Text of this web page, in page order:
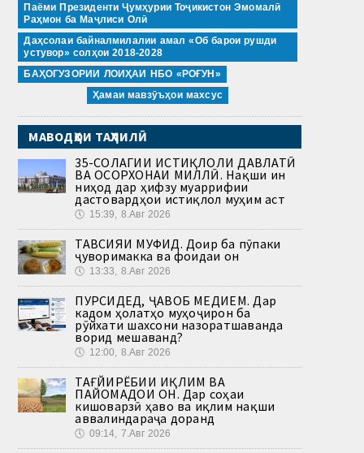
Паёми Президенти Ҷумҳурии Тоҷикистон Эмомалӣ
Раҳмон ба Маҷлиси Олӣ
Даҳсолаи байналмилалии амал «Об барои рушди
устувор» солҳои 2018-2028
БАҲОГУЗОРИИ ЛОИҲАИ НБО «РОҒУН»
Ҳамаи мавзӯъҳои махсус
МАВОДҲОИ ТАҲЛИЛӢ
35-СОЛАГИИ ИСТИҚЛОЛИ ДАВЛАТӢ
ВА ОСОРХОНАИ МИЛЛӢ. Нақши ин
ниҳод дар ҳифзу муаррифии
дастовардҳои истиқлол муҳим аст
🕔 15:39, 8.Авг 2026
ТАВСИЯИ МУФИД. Доир ба пӯпаки
ҷуворимакка ва фоидаи он
🕔 13:33, 8.Авг 2026
ПУРСИДЕД, ҶАВОБ МЕДИҲЕМ. Дар
кадом ҳолатҳо муҳоҷирон ба
рӯйхати шахсони назоратшаванда
ворид мешаванд?
🕔 12:00, 8.Авг 2026
ТАҒЙИРЁБИИ ИҚЛИМ ВА
ПАЙОМАДҲОИ ОН. Дар соҳаи
кишоварзӣ ҳаво ва иқлим нақши
аввалиндараҷа доранд
🕔 09:14, 7.Авг 2026